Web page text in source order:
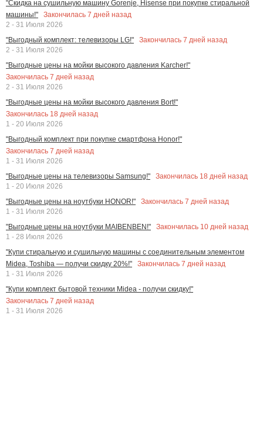
"Скидка на сушильную машину Gorenje, Hisense при покупке стиральной
машины!"
Закончилась 7 дней назад
2 - 31 Июля 2026
"Выгодный комплект: телевизоры LG!"
Закончилась 7 дней назад
2 - 31 Июля 2026
"Выгодные цены на мойки высокого давления Karcher!"
Закончилась 7 дней назад
2 - 31 Июля 2026
"Выгодные цены на мойки высокого давления Bort!"
Закончилась 18 дней назад
1 - 20 Июля 2026
"Выгодный комплект при покупке смартфона Honor!"
Закончилась 7 дней назад
1 - 31 Июля 2026
"Выгодные цены на телевизоры Samsung!"
Закончилась 18 дней назад
1 - 20 Июля 2026
"Выгодные цены на ноутбуки HONOR!"
Закончилась 7 дней назад
1 - 31 Июля 2026
"Выгодные цены на ноутбуки MAIBENBEN!"
Закончилась 10 дней назад
1 - 28 Июля 2026
"Купи стиральную и сушильную машины с соединительным элементом
Midea, Toshiba — получи скидку 20%!"
Закончилась 7 дней назад
1 - 31 Июля 2026
"Купи комплект бытовой техники Midea - получи скидку!"
Закончилась 7 дней назад
1 - 31 Июля 2026